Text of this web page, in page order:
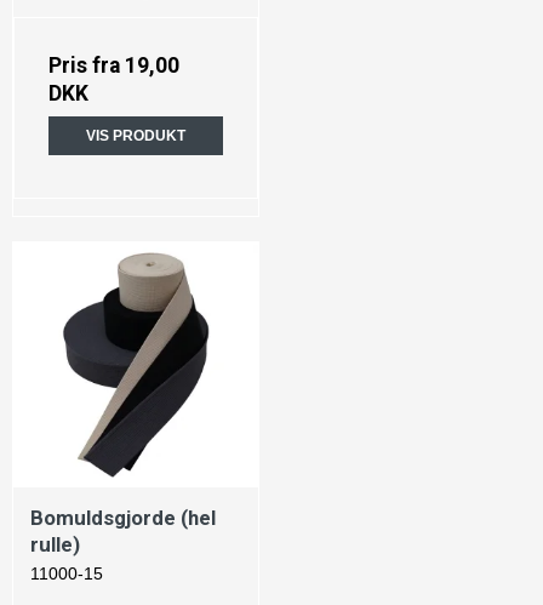
Pris fra 19,00
DKK
VIS PRODUKT
Bomuldsgjorde (hel
rulle)
11000-15